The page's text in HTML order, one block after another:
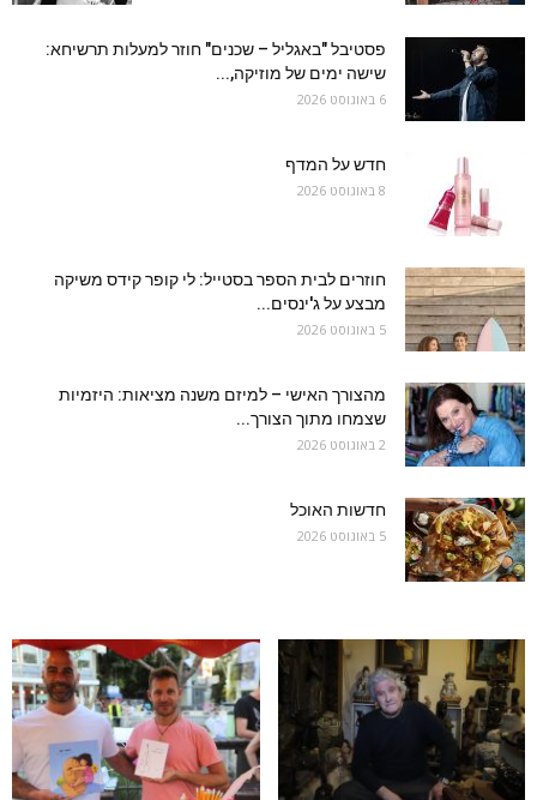
פסטיבל "באגליל – שכנים" חוזר למעלות תרשיחא:
שישה ימים של מוזיקה,...
6 באוגוסט 2026
חדש על המדף
8 באוגוסט 2026
חוזרים לבית הספר בסטייל: לי קופר קידס משיקה
מבצע על ג'ינסים...
5 באוגוסט 2026
מהצורך האישי – למיזם משנה מציאות: היזמיות
שצמחו מתוך הצורך...
2 באוגוסט 2026
חדשות האוכל
5 באוגוסט 2026